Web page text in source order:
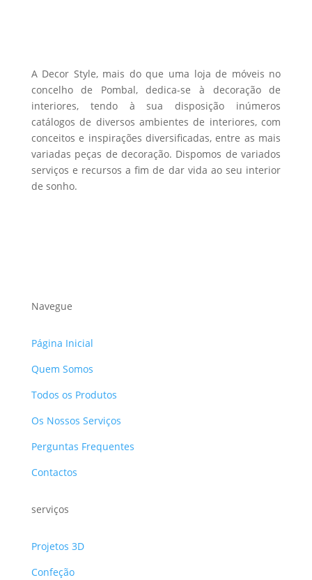
the
product
page
A Decor Style, mais do que uma loja de móveis no
concelho de Pombal, dedica-se à decoração de
interiores, tendo à sua disposição inúmeros
catálogos de diversos ambientes de interiores, com
conceitos e inspirações diversificadas, entre as mais
variadas peças de decoração. Dispomos de variados
serviços e recursos a fim de dar vida ao seu interior
de sonho.
Navegue
Página Inicial
Quem Somos
Todos os Produtos
Os Nossos Serviços
Perguntas Frequentes
Contactos
serviços
Projetos 3D
Confeção